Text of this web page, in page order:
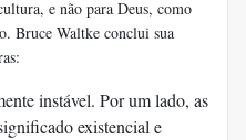
e não para Deus, como
Bruce Waltke conclui sua
instável. Por um lado, as
existencial e